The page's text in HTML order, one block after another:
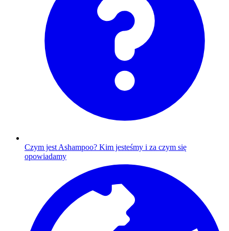
Czym jest Ashampoo? Kim jesteśmy i za czym się
opowiadamy